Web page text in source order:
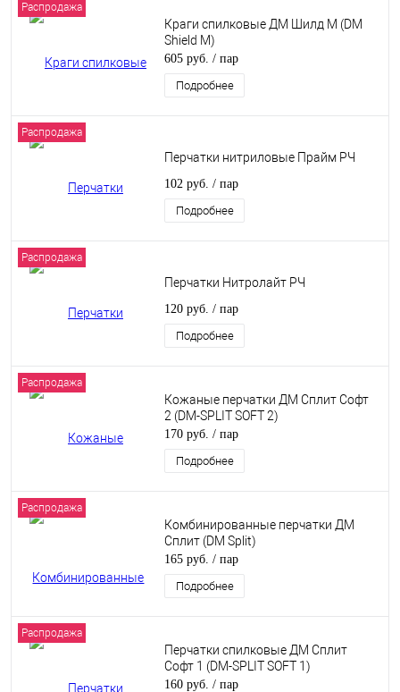
Распродажа
Краги спилковые ДМ Шилд М (DM
Shield M)
605 руб. / пар
Подробнее
Распродажа
Перчатки нитриловые Прайм РЧ
102 руб. / пар
Подробнее
Распродажа
Перчатки Нитролайт РЧ
120 руб. / пар
Подробнее
Распродажа
Кожаные перчатки ДМ Сплит Софт
2 (DM-SPLIT SOFT 2)
170 руб. / пар
Подробнее
Распродажа
Комбинированные перчатки ДМ
Сплит (DM Split)
165 руб. / пар
Подробнее
Распродажа
Перчатки спилковые ДМ Сплит
Софт 1 (DM-SPLIT SOFT 1)
160 руб. / пар